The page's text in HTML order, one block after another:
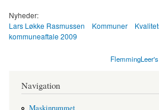
Nyheder:
Lars Løkke Rasmussen
Kommuner
kommuneaftale 2009
Navigation
Maskinrummet